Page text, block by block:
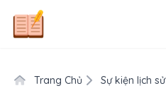
Trang Chủ
Sự kiện lịch sử